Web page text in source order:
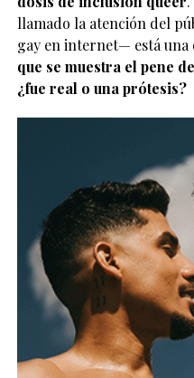
llamado la atención del
gay en internet— está una
que se muestra el pene
¿fue real o una prótesis?